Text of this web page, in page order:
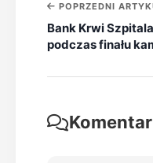
POPRZEDNI
Bank Krwi
podczas finału